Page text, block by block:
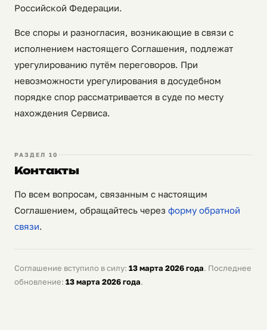
Российской Федерации.
Все споры и разногласия, возникающие в связи с
исполнением настоящего Соглашения, подлежат
урегулированию путём переговоров. При
невозможности урегулирования в досудебном
порядке спор рассматривается в суде по месту
нахождения Сервиса.
РАЗДЕЛ 10
Контакты
По всем вопросам, связанным с настоящим
Соглашением, обращайтесь через форму обратной
связи.
Соглашение вступило в силу: 13 марта 2026 года. Последнее
обновление: 13 марта 2026 года.